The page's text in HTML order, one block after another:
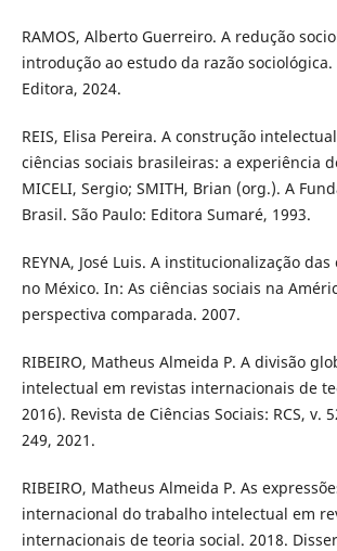
RAMOS, Alberto Guerreiro. A redução
introdução ao estudo da razão sociológica.
Editora, 2024.
REIS, Elisa Pereira. A construção
ciências sociais brasileiras: a experiência
MICELI, Sergio; SMITH, Brian (org.). A
Brasil. São Paulo: Editora Sumaré, 1993.
REYNA, José Luis. A institucionalização
no México. In: As ciências sociais na
perspectiva comparada. 2007.
RIBEIRO, Matheus Almeida P. A divisão
intelectual em revistas internacionais de
2016). Revista de Ciências Sociais: RCS, v.
249, 2021.
RIBEIRO, Matheus Almeida P. As
internacional do trabalho intelectual em
internacionais de teoria social. 2018.